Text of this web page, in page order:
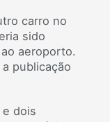
carro no
sido
aeroporto.
publicação
e dois